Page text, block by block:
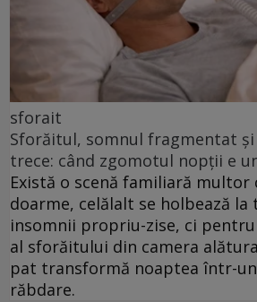
sforait
Sforăitul, somnul fragmentat și
trece: când zgomotul nopții e
Există o scenă familiară multor
doarme, celălalt se holbează la
insomnii propriu-zise, ci
al sforăitului din camera
pat transformă noaptea într-
răbdare.